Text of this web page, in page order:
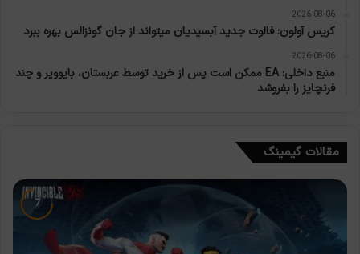
2026-08-06
کریس آولون: فالوت جدید آبسیدیان میتواند از جان گونزالس بهره ببرد
2026-08-06
منبع داخلی: EA ممکن است پس از خرید توسط عربستان، بایوویر و چند
فرنچایز را بفروشد
مقالات گیمینگ